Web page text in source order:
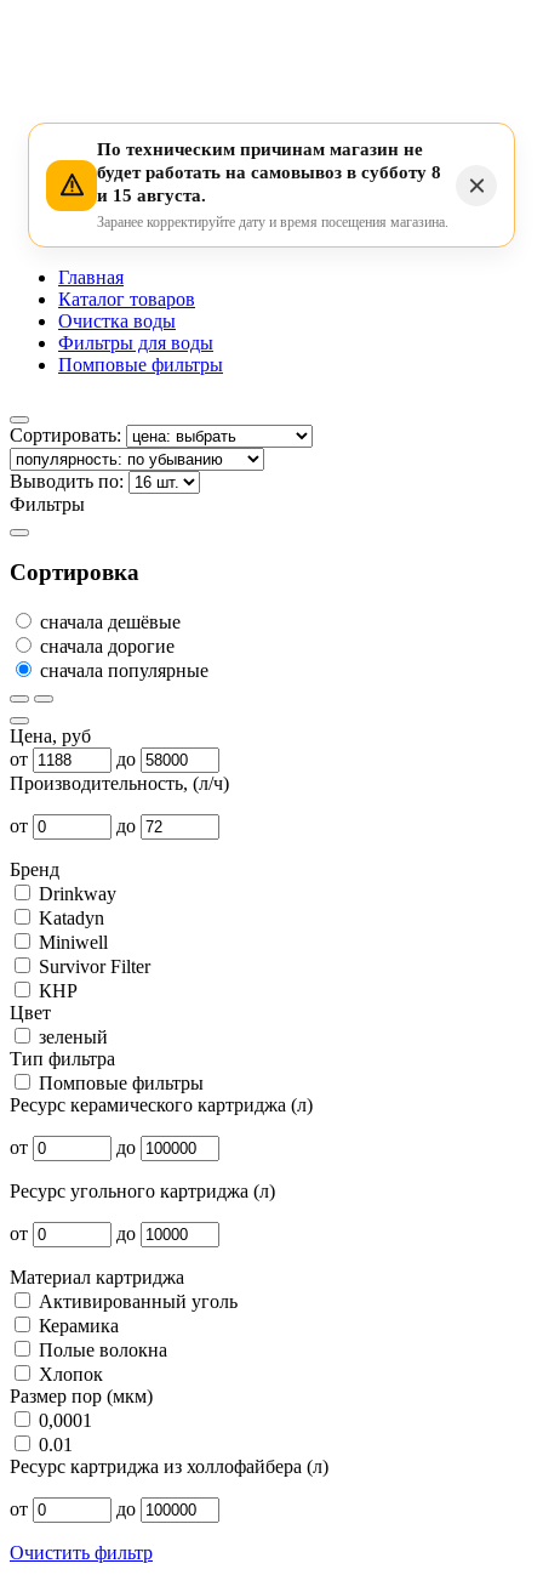
По техническим причинам магазин не
будет работать на самовывоз в субботу 8
и 15 августа.
Заранее корректируйте дату и время посещения магазина.
Главная
Каталог товаров
Очистка воды
Фильтры для воды
Помповые фильтры
Сортировать:
Выводить по:
Фильтры
Сортировка
сначала дешёвые
сначала дорогие
сначала популярные
Цена, руб
от
до
Производительность, (л/ч)
от до
Бренд
Drinkway
Katadyn
Miniwell
Survivor Filter
КНР
Цвет
зеленый
Тип фильтра
Помповые фильтры
Ресурс керамического картриджа (л)
от до
Ресурс угольного картриджа (л)
от до
Материал картриджа
Активированный уголь
Керамика
Полые волокна
Хлопок
Размер пор (мкм)
0,0001
0.01
Ресурс картриджа из холлофайбера (л)
от до
Очистить фильтр